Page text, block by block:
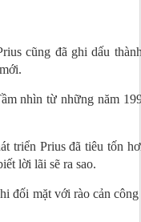
cũng đã ghi dấu
nhìn từ những năm
triển Prius đã tiêu tốn
lời lãi sẽ ra sao.
đối mặt với rào cản